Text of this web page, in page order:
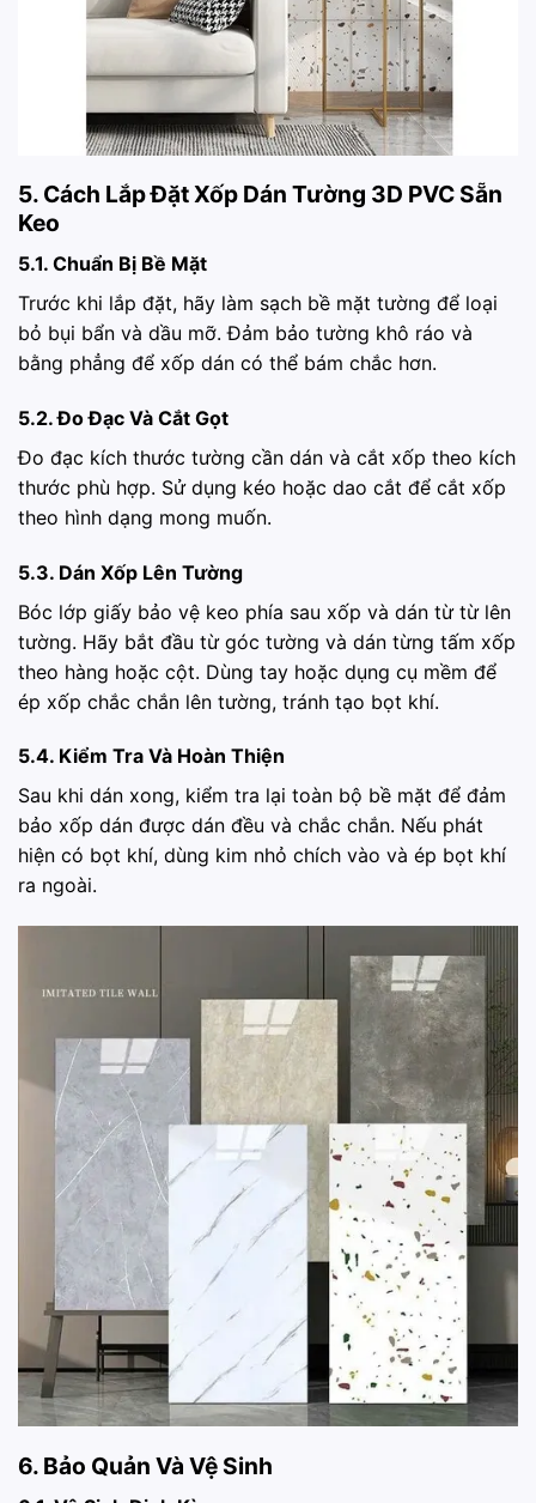
5. Cách Lắp Đặt Xốp Dán Tường 3D PVC Sẵn
Keo
5.1. Chuẩn Bị Bề Mặt
Trước khi lắp đặt, hãy làm sạch bề mặt tường để loại
bỏ bụi bẩn và dầu mỡ. Đảm bảo tường khô ráo và
bằng phẳng để xốp dán có thể bám chắc hơn.
5.2. Đo Đạc Và Cắt Gọt
Đo đạc kích thước tường cần dán và cắt xốp theo kích
thước phù hợp. Sử dụng kéo hoặc dao cắt để cắt xốp
theo hình dạng mong muốn.
5.3. Dán Xốp Lên Tường
Bóc lớp giấy bảo vệ keo phía sau xốp và dán từ từ lên
tường. Hãy bắt đầu từ góc tường và dán từng tấm xốp
theo hàng hoặc cột. Dùng tay hoặc dụng cụ mềm để
ép xốp chắc chắn lên tường, tránh tạo bọt khí.
5.4. Kiểm Tra Và Hoàn Thiện
Sau khi dán xong, kiểm tra lại toàn bộ bề mặt để đảm
bảo xốp dán được dán đều và chắc chắn. Nếu phát
hiện có bọt khí, dùng kim nhỏ chích vào và ép bọt khí
ra ngoài.
6. Bảo Quản Và Vệ Sinh